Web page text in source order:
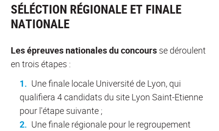
SÉLÉCTION RÉGIONALE ET FINALE
NATIONALE
Les épreuves nationales du concours se déroulent
en trois étapes :
Une finale locale Université de Lyon, qui
qualifiera 4 candidats du site Lyon Saint-Etienne
pour l'étape suivante ;
Une finale régionale pour le regroupement